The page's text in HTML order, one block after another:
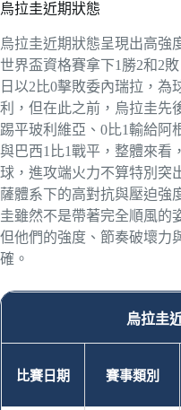
烏拉圭近期狀態
烏拉圭近期狀態呈現出高強
世界盃資格賽拿下1勝2和2
日以2比0擊敗委內瑞拉，
利，但在此之前，烏拉圭先
踢平玻利維亞、0比1輸給阿
與巴西1比1戰平，整體來看
球，進攻端火力不算特別突
薩體系下的高對抗與壓迫強
圭雖然不是帶著完全順風的
但他們的強度、節奏破壞力
確。
烏拉圭
比賽日期 賽事類別